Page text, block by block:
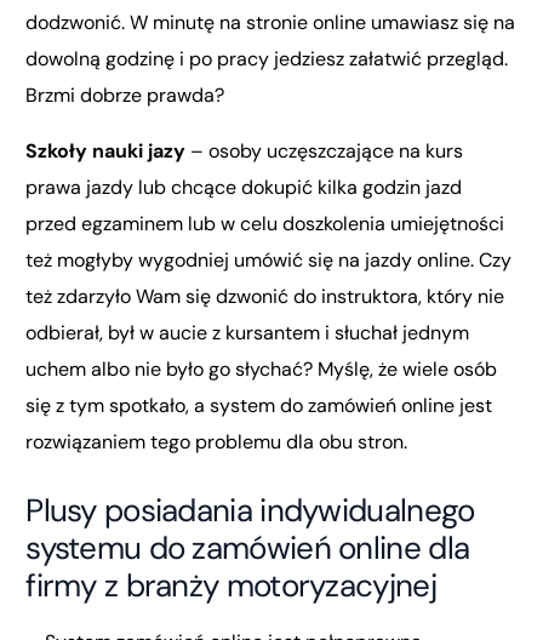
dodzwonić. W minutę na stronie online umawiasz się na
dowolną godzinę i po pracy jedziesz załatwić przegląd.
Brzmi dobrze prawda?
Szkoły nauki jazy – osoby uczęszczające na kurs
prawa jazdy lub chcące dokupić kilka godzin jazd
przed egzaminem lub w celu doszkolenia umiejętności
też mogłyby wygodniej umówić się na jazdy online. Czy
też zdarzyło Wam się dzwonić do instruktora, który nie
odbierał, był w aucie z kursantem i słuchał jednym
uchem albo nie było go słychać? Myślę, że wiele osób
się z tym spotkało, a system do zamówień online jest
rozwiązaniem tego problemu dla obu stron.
Plusy posiadania indywidualnego
systemu do zamówień online dla
firmy z branży motoryzacyjnej